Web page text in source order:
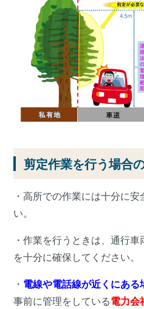
剪定作業を行う場合
・高所での作業には十分に
い。
・作業を行うときは、通行
を十分に確保してください。
・ 電線や電話線が近くにある
事前に管理をしている電力会